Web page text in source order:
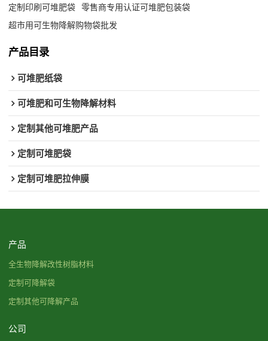
定制印刷可堆肥袋 零售商专用认证可堆肥包装袋
超市用可生物降解购物袋批发
产品目录
可堆肥纸袋
可堆肥和可生物降解材料
定制其他可堆肥产品
定制可堆肥袋
定制可堆肥拉伸膜
产品
全生物降解改性树脂材料
定制可降解袋
定制其他可降解产品
公司